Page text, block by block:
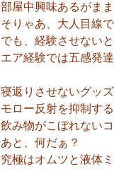
部屋中興味あるがま
そりゃあ、大人目線
でも、経験させないと
エア経験では五感発達
寝返りさせないグッズ
モロー反射を抑制する
飲み物がこぼれないコ
あと、何だぁ？
究極はオムツと液体ミ